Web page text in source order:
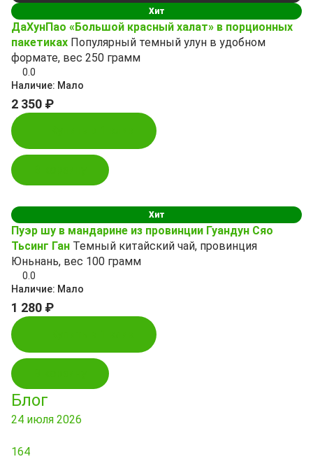
Хит
ДаХунПао «Большой красный халат» в порционных
пакетиках Популярный темный улун в удобном
формате, вес 250 грамм
0.0
Наличие: Мало
2 350 ₽
Хит
Пуэр шу в мандарине из провинции Гуандун Сяо
Тьсинг Ган Темный китайский чай, провинция
Юньнань, вес 100 грамм
0.0
Наличие: Мало
1 280 ₽
Блог
24 июля 2026
164